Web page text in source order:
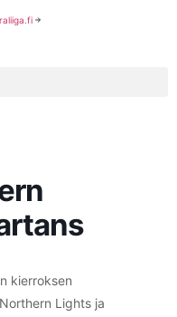
kierroksen
Lights ja